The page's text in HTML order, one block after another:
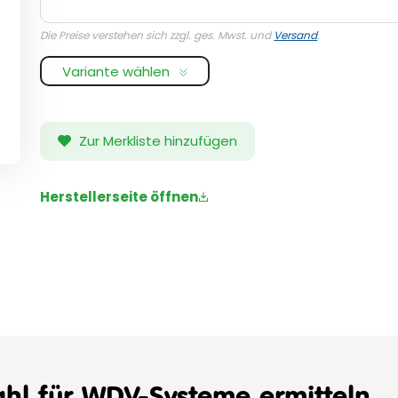
Die Preise verstehen sich zzgl. ges. Mwst. und Versand.
Variante wählen
Zur Merkliste hinzufügen
Herstellerseite öffnen